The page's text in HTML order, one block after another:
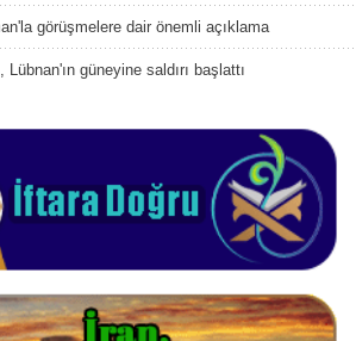
görüşmelere dair önemli açıklama
güneyine saldırı başlattı